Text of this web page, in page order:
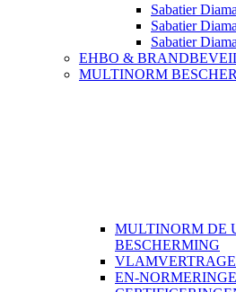
Sabatier
Sabatier
Sabatier
EHBO &
MULTINORM
MULTINORM DE
BESCHERMING
EN-